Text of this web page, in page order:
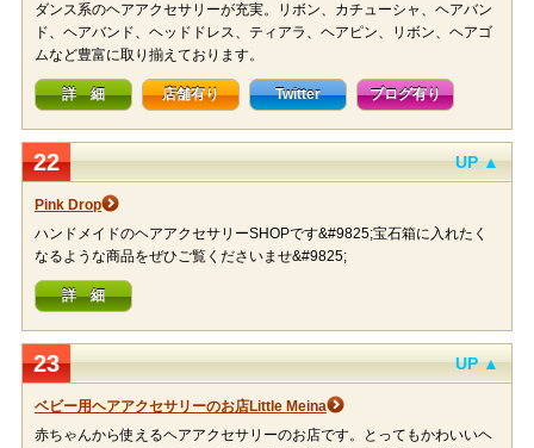
ダンス系のヘアアクセサリーが充実。リボン、カチューシャ、ヘアバン
ド、ヘアバンド、ヘッドドレス、ティアラ、ヘアピン、リボン、ヘアゴ
ムなど豊富に取り揃えております。
詳 細 店舗有り Twitter ブログ有り
22 UP ▲
Pink Drop
ハンドメイドのヘアアクセサリーSHOPです&#9825;宝石箱に入れたく
なるような商品をぜひご覧くださいませ&#9825;
詳 細
23 UP ▲
ベビー用ヘアアクセサリーのお店Little Meina
赤ちゃんから使えるヘアアクセサリーのお店です。とってもかわいいヘ